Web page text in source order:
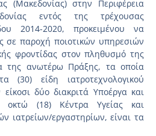
(Μακεδονίας) στην Περιφέρεια
εντός της τρέχουσας
2014-2020, προκειμένου να
σε παροχή ποιοτικών υπηρεσιών
φροντίδας στον πληθυσμό της
της ανωτέρω Πράξης, τα οποία
(30) είδη ιατροτεχνολογικού
δύο διακριτά Υποέργα και
οκτώ (18) Κέντρα Υγείας και
ιατρείων/εργαστηρίων, είναι τα